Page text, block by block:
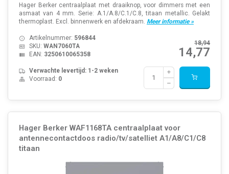
Hager Berker centraalplaat met draaiknop, voor dimmers met een
asmaat van 4 mm. Serie: A.1/A.8/C.1/C.8, titaan metallic. Gelakt
thermoplast. Excl. binnenwerk en afdekraam. Meer informatie »
18,94
14,77
Artikelnummer: 596844
SKU: WAN7060TA
EAN: 3250610065358
Verwachte levertijd: 1-2 weken
Voorraad: 0
Hager Berker WAF1168TA centraalplaat voor
antennecontactdoos radio/tv/satelliet A1/A8/C1/C8
titaan